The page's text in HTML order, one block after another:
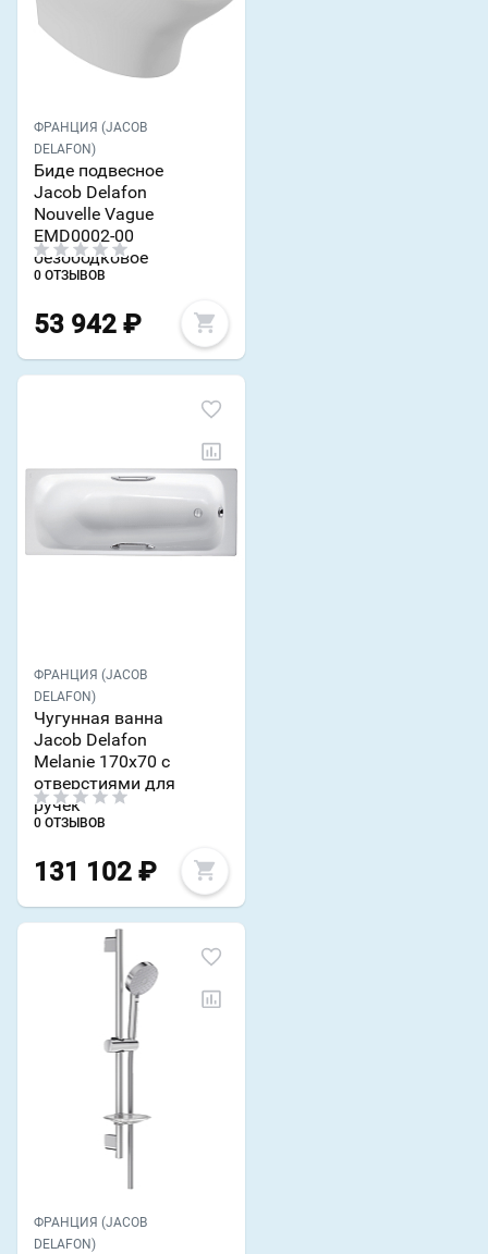
ФРАНЦИЯ (JACOB
DELAFON)
Биде подвесное
Jacob Delafon
Nouvelle Vague
EMD0002-00
безободковое
0 ОТЗЫВОВ
53 942 ₽
ФРАНЦИЯ (JACOB
DELAFON)
Чугунная ванна
Jacob Delafon
Melanie 170х70 с
отверстиями для
ручек
0 ОТЗЫВОВ
131 102 ₽
ФРАНЦИЯ (JACOB
DELAFON)